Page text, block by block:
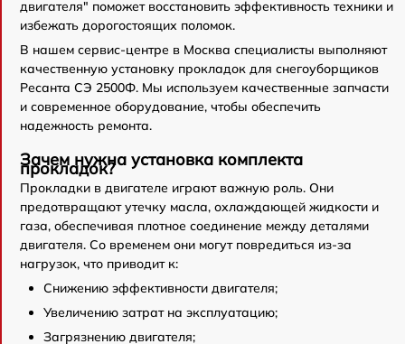
двигателя" поможет восстановить эффективность техники и
избежать дорогостоящих поломок.
В нашем сервис-центре в Москва специалисты выполняют
качественную установку прокладок для снегоуборщиков
Ресанта СЭ 2500Ф. Мы используем качественные запчасти
и современное оборудование, чтобы обеспечить
надежность ремонта.
Зачем нужна установка комплекта
прокладок?
Прокладки в двигателе играют важную роль. Они
предотвращают утечку масла, охлаждающей жидкости и
газа, обеспечивая плотное соединение между деталями
двигателя. Со временем они могут повредиться из-за
нагрузок, что приводит к:
Снижению эффективности двигателя;
Увеличению затрат на эксплуатацию;
Загрязнению двигателя;